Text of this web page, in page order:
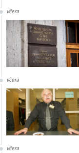
včera
včera
včera